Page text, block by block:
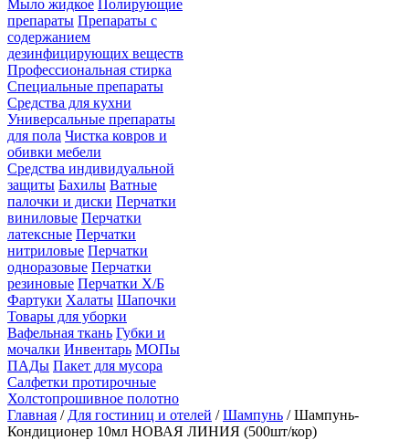
Мыло жидкое Полирующие
препараты Препараты с
содержанием
дезинфицирующих веществ
Профессиональная стирка
Специальные препараты
Средства для кухни
Универсальные препараты
для пола Чистка ковров и
обивки мебели
Средства индивидуальной
защиты Бахилы Ватные
палочки и диски Перчатки
виниловые Перчатки
латексные Перчатки
нитриловые Перчатки
одноразовые Перчатки
резиновые Перчатки Х/Б
Фартуки Халаты Шапочки
Товары для уборки
Вафельная ткань Губки и
мочалки Инвентарь МОПы
ПАДы Пакет для мусора
Салфетки протирочные
Холстопрошивное полотно
Главная / Для гостиниц и отелей /Шампунь / Шампунь-
Кондиционер 10мл НОВАЯ ЛИНИЯ (500шт/кор)